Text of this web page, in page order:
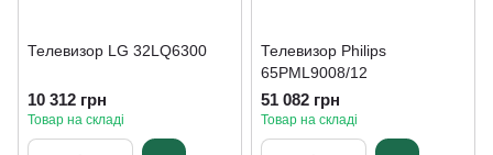
Телевизор LG 32LQ6300
10 312 грн
Товар на складі
Телевизор Philips
65PML9008/12
51 082 грн
Товар на складі